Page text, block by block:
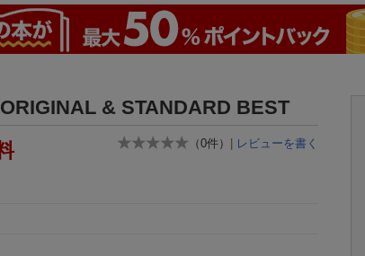
& STANDARD BEST
（0件） | レビューを書く